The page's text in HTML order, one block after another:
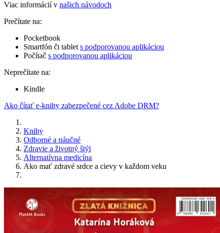
Viac informácií v našich návodoch
Prečítate na:
Pocketbook
Smartfón či tablet s podporovanou aplikáciou
Počítač s podporovanou aplikáciou
Neprečítate na:
Kindle
Ako čítať e-knihy zabezpečené cez Adobe DRM?
Knihy
Odborné a náučné
Zdravie a životný štýl
Alternatívna medicína
Ako mať zdravé srdce a cievy v každom veku